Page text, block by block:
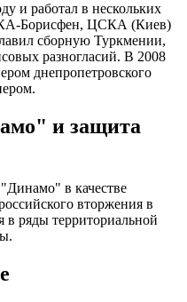
и работал в нескольких
Борисфен, ЦСКА (Киев)
сборную Туркмении,
разногласий. В 2008
днепропетровского
и защита
в качестве
вторжения в
в ряды территориальной